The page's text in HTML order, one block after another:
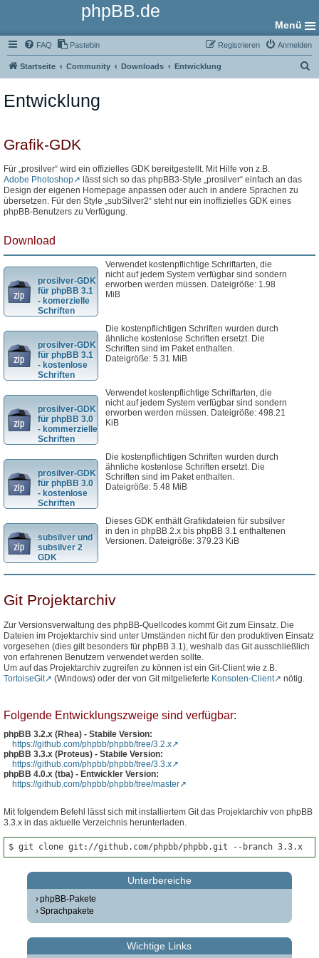
phpBB.de
Menü
FAQ Pastebin Anmelden
Registrieren
Startseite Community Downloads Entwicklung
Entwicklung
Grafik-GDK
Für „prosilver“ wird ein offizielles GDK bereitgestellt. Mit Hilfe von z.B.
Adobe Photoshop
lässt sich so das phpBB3-Style „prosilver“ einfach an das
Design der eigenen Homepage anpassen oder auch in andere Sprachen zu
übersetzen. Für den Style „subSilver2“ steht nur ein inoffizielles GDK eines
phpBB-Benutzers zu Verfügung.
Download
prosilver-GDK
für phpBB 3.1
- komerzielle
Schriften
Verwendet kostenpflichtige Schriftarten, die
nicht auf jedem System verfügbar sind sondern
erworben werden müssen. Dateigröße: 1.98
MiB
prosilver-GDK
für phpBB 3.1
- kostenlose
Schriften
Die kostenpflichtigen Schriften wurden durch
ähnliche kostenlose Schriften ersetzt. Die
Schriften sind im Paket enthalten.
Dateigröße: 5.31 MiB
prosilver-GDK
für phpBB 3.0
- kommerzielle
Schriften
Verwendet kostenpflichtige Schriftarten, die
nicht auf jedem System verfügbar sind sondern
erworben werden müssen. Dateigröße: 498.21
KiB
prosilver-GDK
für phpBB 3.0
- kostenlose
Schriften
Die kostenpflichtigen Schriften wurden durch
ähnliche kostenlose Schriften ersetzt. Die
Schriften sind im Paket enthalten.
Dateigröße: 5.48 MiB
subsilver und
subsilver 2
GDK
Dieses GDK enthält Grafikdateien für subsilver
in den in phpBB 2.x bis phpBB 3.1 enthaltenen
Versionen. Dateigröße: 379.23 KiB
Git Projektarchiv
Zur Versionsverwaltung des phpBB-Quellcodes kommt Git zum Einsatz. Die
Dateien im Projektarchiv sind unter Umständen nicht für den produktiven Einsatz
vorgesehen (dies gilt besonders für phpBB 3.1), weshalb das Git ausschließlich
von erfahrenen Benutzern verwendet werden sollte.
Um auf das Projektarchiv zugreifen zu können ist ein Git-Client wie z.B.
TortoiseGit
(Windows) oder der von Git mitgelieferte Konsolen-Client nötig.
Folgende Entwicklungszweige sind verfügbar:
phpBB 3.2.x (Rhea) - Stabile Version:
https://github.com/phpbb/phpbb/tree/3.2.x
phpBB 3.3.x (Proteus) - Stabile Version:
https://github.com/phpbb/phpbb/tree/3.3.x
phpBB 4.0.x (tba) - Entwickler Version:
https://github.com/phpbb/phpbb/tree/master
Mit folgendem Befehl lässt sich mit installiertem Git das Projektarchiv von phpBB
3.3.x in das aktuelle Verzeichnis herunterladen.
$ git clone git://github.com/phpbb/phpbb.git --branch 3.3.x
Unterbereiche
phpBB-Pakete
Sprachpakete
Wichtige Links